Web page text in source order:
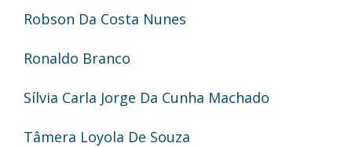
Robson Da Costa Nunes
Ronaldo Branco
Sílvia Carla Jorge Da Cunha Machado
Tâmera Loyola De Souza